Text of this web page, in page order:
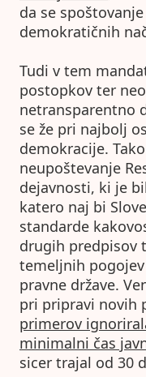
da se
demokratičnih
Tudi v tem
postopkov ter
netransparentno
se že pri najbolj
demokracije.
neupoštevanje
dejavnosti, ki je
katero naj bi
standarde
drugih predpisov
temeljnih
pravne države.
pri pripravi novih
primerov
minimalni čas
sicer trajal od 30